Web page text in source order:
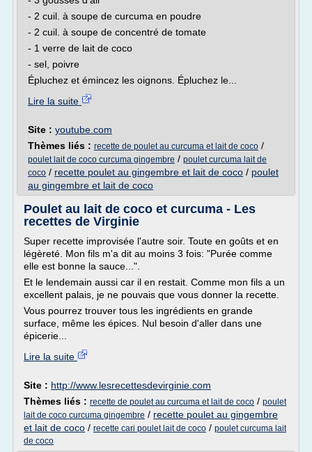
- 2 cuil. à soupe de curcuma en poudre
- 2 cuil. à soupe de concentré de tomate
- 1 verre de lait de coco
- sel, poivre
Épluchez et émincez les oignons. Épluchez le...
Lire la suite
Site : youtube.com
Thèmes liés : recette de poulet au curcuma et lait de coco /
poulet lait de coco curcuma gingembre / poulet curcuma lait de
coco / recette poulet au gingembre et lait de coco / poulet
au gingembre et lait de coco
Poulet au lait de coco et curcuma - Les
recettes de Virginie
Super recette improvisée l'autre soir. Toute en goûts et en
légèreté. Mon fils m'a dit au moins 3 fois: "Purée comme
elle est bonne la sauce...".
Et le lendemain aussi car il en restait. Comme mon fils a un
excellent palais, je ne pouvais que vous donner la recette.
Vous pourrez trouver tous les ingrédients en grande
surface, même les épices. Nul besoin d'aller dans une
épicerie...
Lire la suite
Site : http://www.lesrecettesdevirginie.com
Thèmes liés : recette de poulet au curcuma et lait de coco / poulet
lait de coco curcuma gingembre / recette poulet au gingembre
et lait de coco / recette cari poulet lait de coco / poulet curcuma lait
de coco